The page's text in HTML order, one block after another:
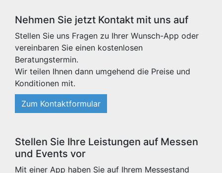
Nehmen Sie jetzt Kontakt mit uns auf
Stellen Sie uns Fragen zu Ihrer Wunsch-App oder
vereinbaren Sie einen kostenlosen
Beratungstermin.
Wir teilen Ihnen dann umgehend die Preise und
Konditionen mit.
Zum Kontaktformular
Stellen Sie Ihre Leistungen auf Messen
und Events vor
Mit einer App haben Sie auf Ihrem Messestand